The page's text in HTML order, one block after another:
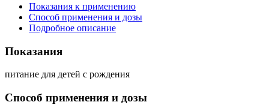
Показания к применению
Способ применения и дозы
Подробное описание
Показания
питание для детей с рождения
Способ применения и дозы